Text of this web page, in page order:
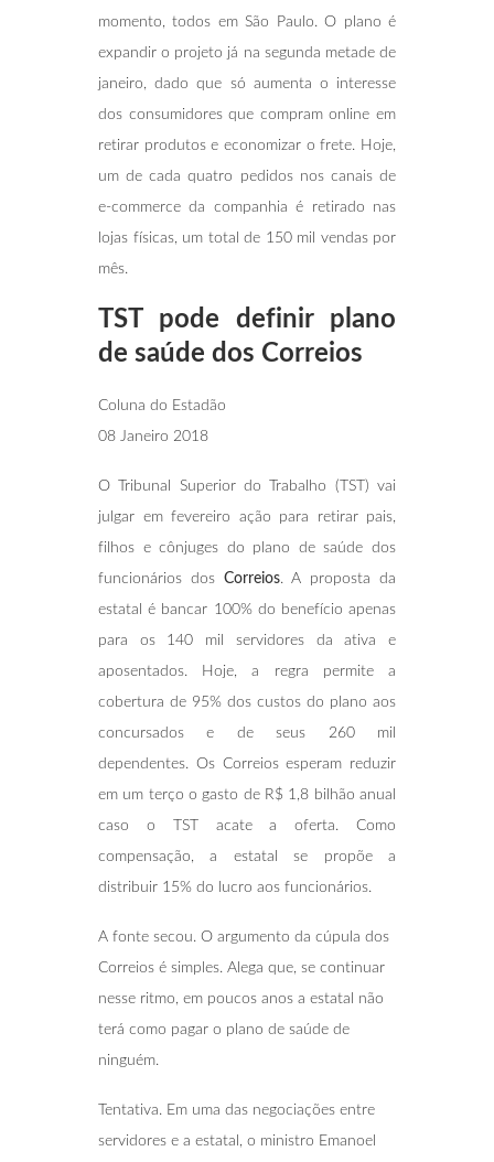
momento, todos em São Paulo. O plano é
expandir o projeto já na segunda metade de
janeiro, dado que só aumenta o interesse
dos consumidores que compram online em
retirar produtos e economizar o frete. Hoje,
um de cada quatro pedidos nos canais de
e-commerce da companhia é retirado nas
lojas físicas, um total de 150 mil vendas por
mês.
TST pode definir plano
de saúde dos Correios
Coluna do Estadão
08 Janeiro 2018
O Tribunal Superior do Trabalho (TST) vai
julgar em fevereiro ação para retirar pais,
filhos e cônjuges do plano de saúde dos
funcionários dos Correios. A proposta da
estatal é bancar 100% do benefício apenas
para os 140 mil servidores da ativa e
aposentados. Hoje, a regra permite a
cobertura de 95% dos custos do plano aos
concursados e de seus 260 mil
dependentes. Os Correios esperam reduzir
em um terço o gasto de R$ 1,8 bilhão anual
caso o TST acate a oferta. Como
compensação, a estatal se propõe a
distribuir 15% do lucro aos funcionários.
A fonte secou. O argumento da cúpula dos
Correios é simples. Alega que, se continuar
nesse ritmo, em poucos anos a estatal não
terá como pagar o plano de saúde de
ninguém.
Tentativa. Em uma das negociações entre
servidores e a estatal, o ministro Emanoel